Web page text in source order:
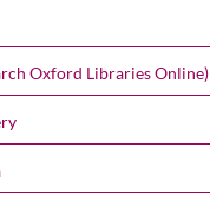
Oxford Libraries Online)